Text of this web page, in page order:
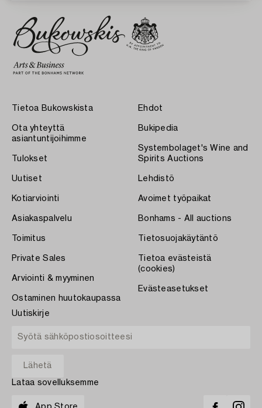
Tietoa Bukowskista
Ota yhteyttä
asiantuntijoihimme
Tulokset
Uutiset
Kotiarviointi
Asiakaspalvelu
Toimitus
Private Sales
Arviointi & myyminen
Ostaminen huutokaupassa
Ehdot
Bukipedia
Systembolaget's Wine and
Spirits Auctions
Lehdistö
Avoimet työpaikat
Bonhams - All auctions
Tietosuojakäytäntö
Tietoa evästeistä
(cookies)
Evästeasetukset
Uutiskirje
Lataa sovelluksemme